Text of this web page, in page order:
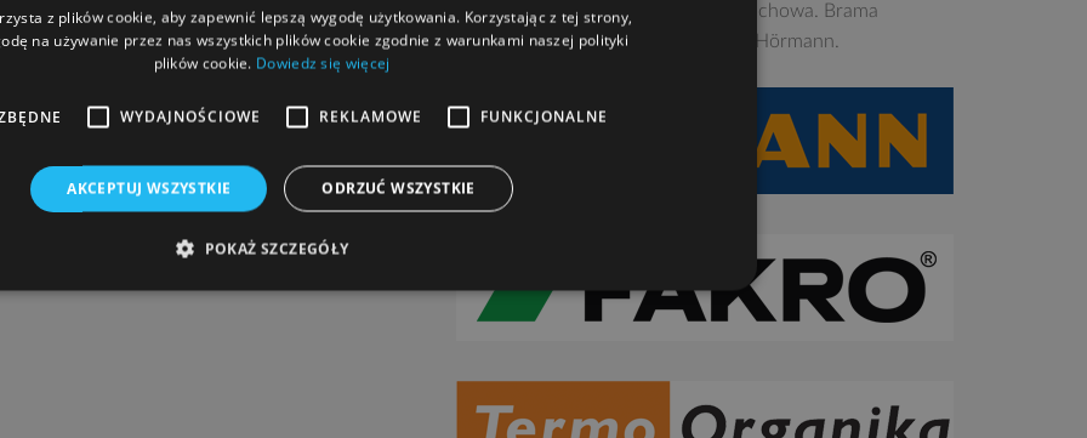
termozgrzewalna, ew. membrana dachowa. Brama
garażowa i drzwi zewnętrzne marki Hörmann.
z plików cookie, aby zapewnić lepszą wygodę użytkowania. Korzystając z tej strony,
na używanie przez nas wszystkich plików cookie zgodnie z warunkami naszej polityki
plików cookie. Dowiedz się więcej
WYDAJNOŚCIOWE REKLAMOWE FUNKCJONALNE
AKCEPTUJ WSZYSTKIE ODRZUĆ WSZYSTKIE
POKAŻ SZCZEGÓŁY